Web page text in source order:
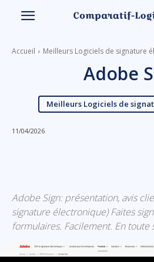
Accueil Meilleurs Logiciels de signature
Adobe
Meilleurs Logiciels de
11/04/2026
Adobe Sign: présentation, avis
signature électronique) Faites
formulaires. Facilement. En toute